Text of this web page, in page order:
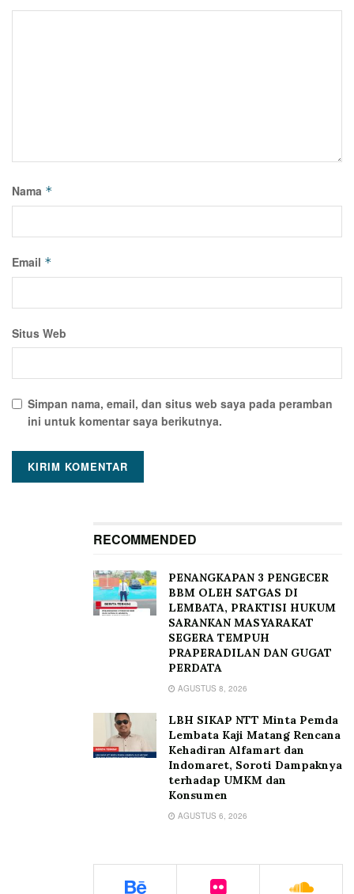
Nama *
Email *
Situs Web
Simpan nama, email, dan situs web saya pada peramban
ini untuk komentar saya berikutnya.
RECOMMENDED
PENANGKAPAN 3 PENGECER
BBM OLEH SATGAS DI
LEMBATA, PRAKTISI HUKUM
SARANKAN MASYARAKAT
SEGERA TEMPUH
PRAPERADILAN DAN GUGAT
PERDATA
AGUSTUS 8, 2026
LBH SIKAP NTT Minta Pemda
Lembata Kaji Matang Rencana
Kehadiran Alfamart dan
Indomaret, Soroti Dampaknya
terhadap UMKM dan
Konsumen
AGUSTUS 6, 2026